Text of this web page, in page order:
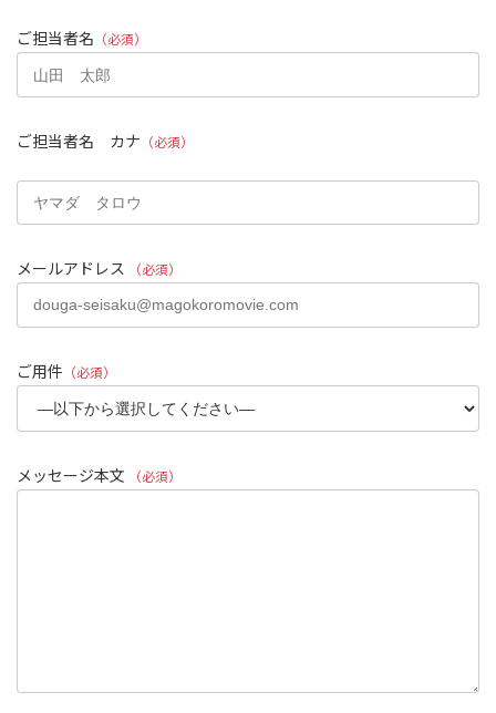
ご担当者名 （必須）
ご担当者名 カナ （必須）
メールアドレス （必須）
ご用件 （必須）
メッセージ本文 （必須）